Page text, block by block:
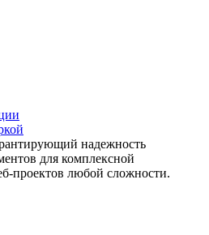
надежность
для комплексной
проектов любой сложности.